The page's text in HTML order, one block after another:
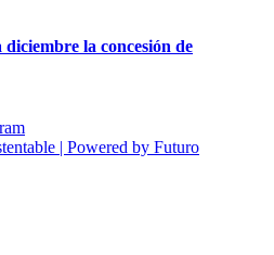
la concesión de
| Powered by Futuro